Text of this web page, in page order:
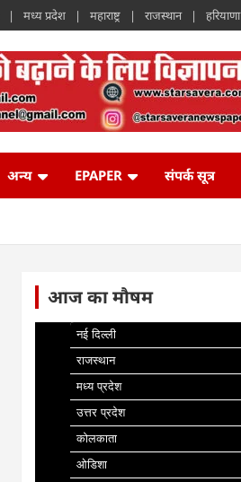
मध्य प्रदेश महाराष्ट्र राजस्थान हरियाणा
अन्य EPAPER संपर्क सूत्र
आज का मौषम
नई दिल्ली
राजस्थान
मध्य प्रदेश
उत्तर प्रदेश
कोलकाता
ओडिशा